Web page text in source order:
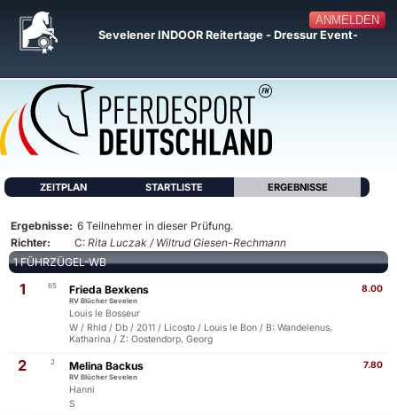
ANMELDEN
Sevelener INDOOR Reitertage - Dressur Event-
ZEITPLAN STARTLISTE ERGEBNISSE
Ergebnisse: 6 Teilnehmer in dieser Prüfung.
Richter:
C: Rita Luczak / Wiltrud Giesen-Rechmann
1 FÜHRZÜGEL-WB
1 65 8.00
Frieda Bexkens
RV Blücher Sevelen
Louis le Bosseur
W / Rhld / Db / 2011 / Licosto / Louis le Bon / B: Wandelenus,
Katharina / Z: Oostendorp, Georg
2 2 7.80
Melina Backus
RV Blücher Sevelen
Hanni
S